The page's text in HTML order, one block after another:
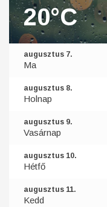
20°C
augusztus 7.
Ma
augusztus 8.
Holnap
augusztus 9.
Vasárnap
augusztus 10.
Hétfő
augusztus 11.
Kedd